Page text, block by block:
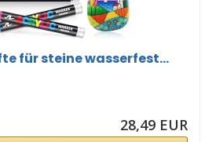
für steine wasserfest...
28,49 EUR